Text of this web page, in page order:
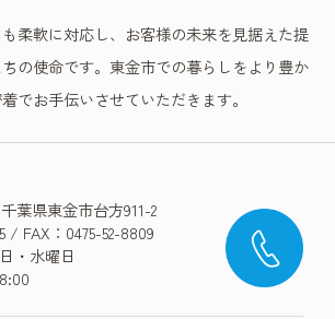
柔軟に対応し、お客様の未来を見据えた提
の使命です。東金市での暮らしをより豊か
でお手伝いさせていただきます。
葉県東金市台方911-2
/ FAX：0475-52-8809
・水曜日